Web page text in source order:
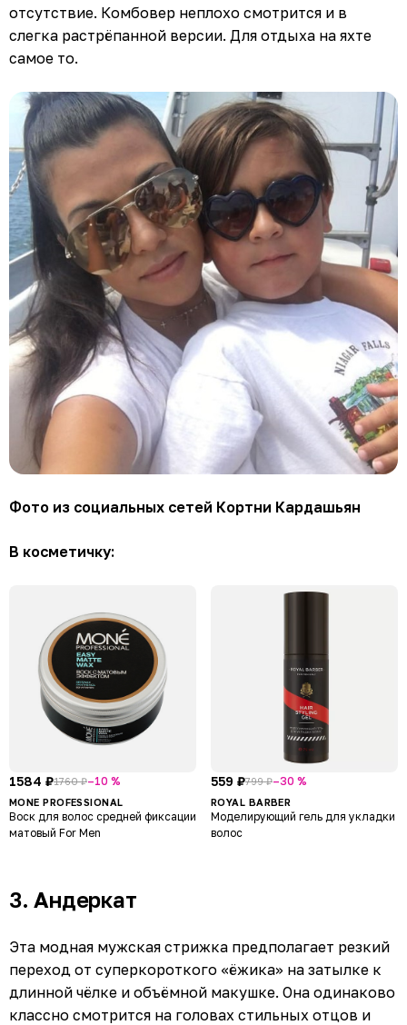
отсутствие. Комбовер неплохо смотрится и в
слегка растрёпанной версии. Для отдыха на яхте
самое то.
Фото из социальных сетей Кортни Кардашьян
В косметичку:
1584 ₽1760 ₽–10 %
MONE PROFESSIONAL
Воск для волос средней фиксации
матовый For Men
559 ₽799 ₽–30 %
ROYAL BARBER
Моделирующий гель для укладки
волос
3. Андеркат
Эта модная мужская стрижка предполагает резкий
переход от суперкороткого «ёжика» на затылке к
длинной чёлке и объёмной макушке. Она одинаково
классно смотрится на головах стильных отцов и